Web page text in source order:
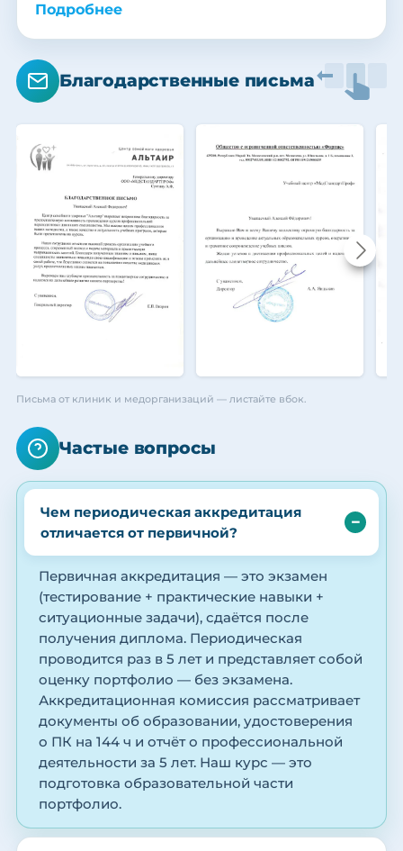
Подробнее
Благодарственные письма
Письма от клиник и медорганизаций — листайте вбок.
Частые вопросы
Чем периодическая аккредитация
отличается от первичной?
Первичная аккредитация — это экзамен
(тестирование + практические навыки +
ситуационные задачи), сдаётся после
получения диплома. Периодическая
проводится раз в 5 лет и представляет собой
оценку портфолио — без экзамена.
Аккредитационная комиссия рассматривает
документы об образовании, удостоверения
о ПК на 144 ч и отчёт о профессиональной
деятельности за 5 лет. Наш курс — это
подготовка образовательной части
портфолио.